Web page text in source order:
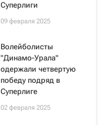
Суперлиги
09 февраля 2025
Волейболисты
"Динамо-Урала"
одержали четвертую
победу подряд в
Суперлиге
02 февраля 2025